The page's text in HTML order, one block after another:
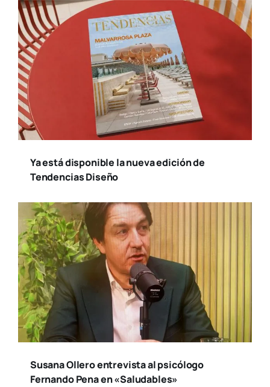
Ya está disponible la nueva edición de
Tendencias Diseño
Susana Ollero entrevista al psicólogo
Fernando Pena en «Saludables»